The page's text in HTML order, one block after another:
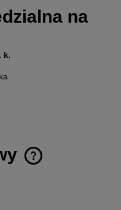
na
k.
płatności